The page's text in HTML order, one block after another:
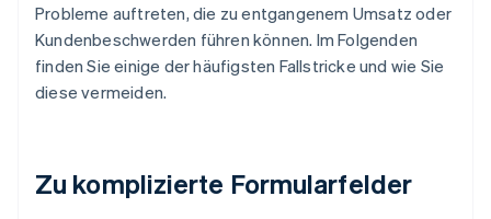
Probleme auftreten, die zu entgangenem Umsatz oder
Kundenbeschwerden führen können. Im Folgenden
finden Sie einige der häufigsten Fallstricke und wie Sie
diese vermeiden.
Zu komplizierte Formularfelder